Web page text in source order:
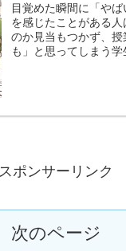
目覚めた瞬間に「や
を感じたことがある
のか見当もつかず、
も」と思ってしまう
スポンサーリンク
次のページ